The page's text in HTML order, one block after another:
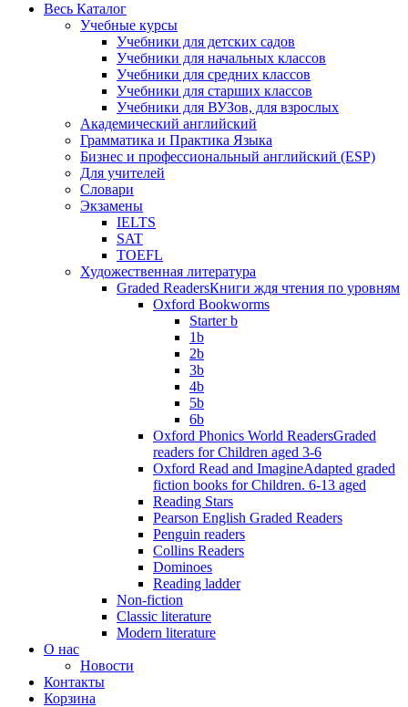
Весь Каталог
Учебные курсы
Учебники для детских садов
Учебники для начальных классов
Учебники для средних классов
Учебники для старших классов
Учебники для ВУЗов, для взрослых
Академический английский
Грамматика и Практика Языка
Бизнес и профессиональный английский (ESP)
Для учителей
Словари
Экзамены
IELTS
SAT
TOEFL
Художественная литература
Graded ReadersКниги ждя чтения по уровням
Oxford Bookworms
Starter b
1b
2b
3b
4b
5b
6b
Oxford Phonics World ReadersGraded
readers for Children aged 3-6
Oxford Read and ImagineAdapted graded
fiction books for Children. 6-13 aged
Reading Stars
Pearson English Graded Readers
Penguin readers
Collins Readers
Dominoes
Reading ladder
Non-fiction
Classic literature
Modern literature
О нас
Новости
Контакты
Корзина